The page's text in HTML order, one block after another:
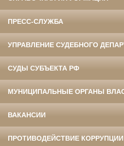
ПРЕСС-СЛУЖБА
УПРАВЛЕНИЕ СУДЕБНОГО
СУДЫ СУБЪЕКТА РФ
МУНИЦИПАЛЬНЫЕ ОРГАНЫ
ВАКАНСИИ
ПРОТИВОДЕЙСТВИЕ КОРРУПЦИИ